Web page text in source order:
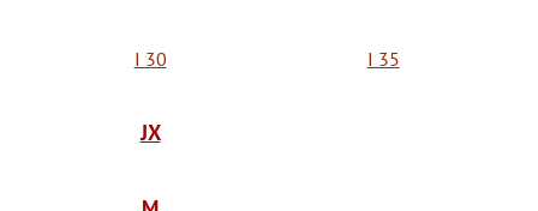
I 30 I 35
JX